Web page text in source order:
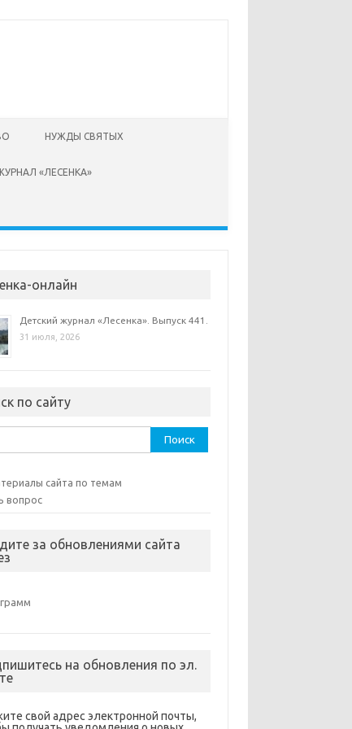
НУЖДЫ СВЯТЫХ
«ЛЕСЕНКА»
онлайн
Детский журнал «Лесенка». Выпуск 441.
31 июля, 2026
по сайту
сайта по темам
вопрос
за обновлениями сайта
на обновления по эл.
свой адрес электронной почты,